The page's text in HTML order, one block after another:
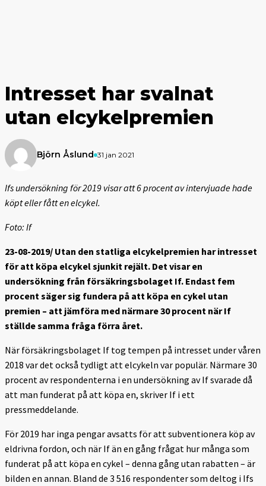
Intresset har svalnat
utan elcykelpremien
Björn Åslund 31 jan 2021
Ifs undersökning för 2019 visar att 6 procent av intervjuade hade
köpt eller fått en elcykel.
Foto: If
23-08-2019/ Utan den statliga elcykelpremien har intresset
för att köpa elcykel sjunkit rejält. Det visar en
undersökning från försäkringsbolaget If. Endast fem
procent säger sig fundera på att köpa en cykel utan
premien – att jämföra med närmare 30 procent när If
ställde samma fråga förra året.
När försäkringsbolaget If tog tempen på intresset under våren
2018 var det också tydligt att elcykeln var populär. Närmare 30
procent av respondenterna i en undersökning av If svarade då
att man funderat på att köpa en, skriver If i ett
pressmeddelande.
För 2019 har inga pengar avsatts för att subventionera köp av
eldrivna fordon, och när If än en gång frågat hur många som
funderat på att köpa en cykel – denna gång utan rabatten – är
bilden en annan. Bland de 3 516 respondenter som deltog i Ifs